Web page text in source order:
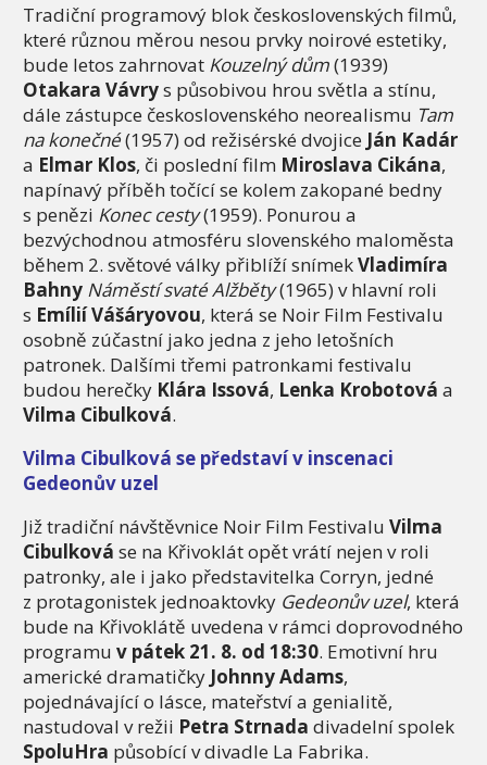
Tradiční programový blok československých filmů,
které různou měrou nesou prvky noirové estetiky,
bude letos zahrnovat Kouzelný dům(1939)
Otakara Vávrys působivou hrou světla a stínu,
dále zástupce československého neorealismu Tam
na konečné(1957) od režisérské dvojice Ján Kadár
a Elmar Klos, či poslední film Miroslava Cikána,
napínavý příběh točící se kolem zakopané bedny
s penězi Konec cesty(1959). Ponurou a
bezvýchodnou atmosféru slovenského maloměsta
během 2. světové války přiblíží snímekVladimíra
Bahny Náměstí svaté Alžběty(1965) v hlavní roli
s Emílií Vášáryovou, která se Noir Film Festivalu
osobně zúčastní jako jedna z jeho letošních
patronek. Dalšími třemi patronkami festivalu
budou herečky Klára Issová, Lenka Krobotová a
Vilma Cibulková.
Vilma Cibulková se představí v inscenaci
Gedeonův uzel
Již tradiční návštěvnice Noir Film Festivalu Vilma
Cibulková se na Křivoklát opět vrátí nejen v roli
patronky, ale i jako představitelka Corryn, jedné
z protagonistek jednoaktovky Gedeonův uzel, která
bude na Křivoklátě uvedena v rámci doprovodného
programu v pátek 21. 8. od 18:30. Emotivní hru
americké dramatičky Johnny Adams,
pojednávající o lásce, mateřství a genialitě,
nastudoval v režii Petra Strnada divadelní spolek
SpoluHra působící v divadle La Fabrika.